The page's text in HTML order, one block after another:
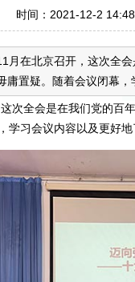
时间：2021-12-2
月在北京召开，这次全
庸置疑。随着会议闭幕
全会是在我们党的百
学习会议内容以及更好